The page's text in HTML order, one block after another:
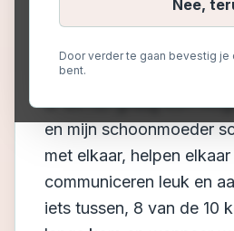
Nee,
Door verder te gaan bevestig je
bent.
Hallo allemaal,
Ik wil het graag kort
en mijn schoonmoeder
met elkaar, helpen
communiceren leuk en
iets tussen, 8 van de 10